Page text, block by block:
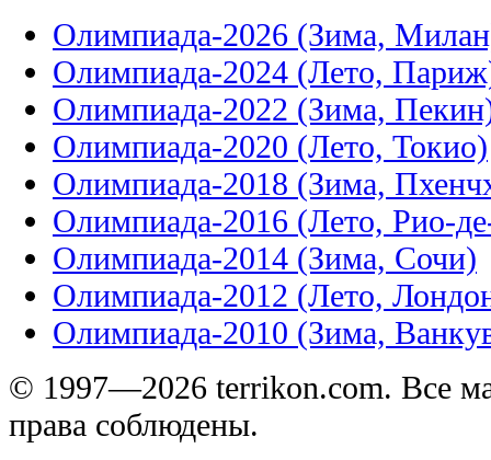
Олимпиада-2026 (Зима,
Олимпиада-2024 (Лето,
Олимпиада-2022 (Зима,
Олимпиада-2020 (Лето, Токио)
Олимпиада-2018 (Зима,
Олимпиада-2016 (Лето, Рио-
Олимпиада-2014 (Зима, Сочи)
Олимпиада-2012 (Лето,
Олимпиада-2010 (Зима,
© 1997—2026 terrikon.com. Все
права соблюдены.